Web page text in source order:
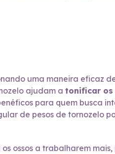
uma maneira eficaz
ajudam a tonificar os
para quem busca
de pesos de tornozelo
ossos a trabalharem